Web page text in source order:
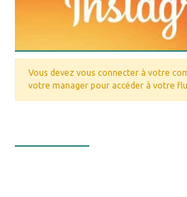
Vous devez vous connecter à votre
votre manager pour accéder à votre